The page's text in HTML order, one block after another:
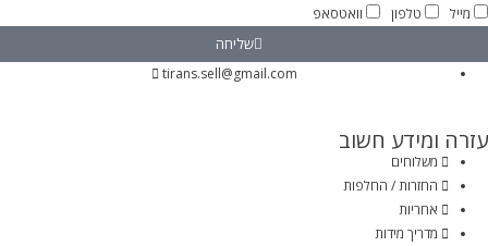
מייל
טלפון וואטסאפ
שליחה
tirans.sell@gmail.com
עזרה ומידע חשוב
משלוחים
החזרות / החלפות
אחריות
מדריך מידות